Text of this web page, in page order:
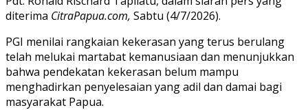
diterima CitraPapua.com, Sabtu (4/7/2026).
PGI menilai rangkaian kekerasan yang terus berulang
telah melukai martabat kemanusiaan dan menunjukkan
bahwa pendekatan kekerasan belum mampu
menghadirkan penyelesaian yang adil dan damai bagi
masyarakat Papua.